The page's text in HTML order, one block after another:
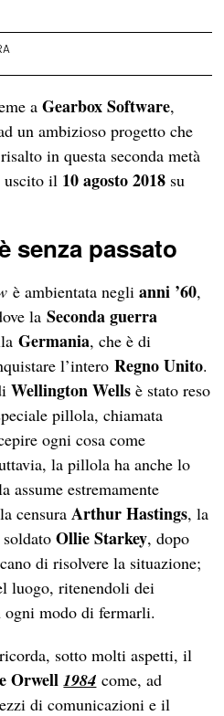
aGearbox Software,
un ambizioso progetto che
in questa seconda metà
uscito il 10 agosto 2018 su
senza passato
è ambientata neglianni ’60,
laSeconda guerra
Germania, che è di
l’interoRegno Unito.
Wellington Wells è stato reso
pillola, chiamata
ogni cosa come
la pillola ha anche lo
assume estremamente
censuraArthur Hastings, la
Ollie Starkey, dopo
di risolvere la situazione;
luogo, ritenendoli dei
ogni modo di fermarli.
sotto molti aspetti, il
Orwell 1984 come, ad
di comunicazioni e il